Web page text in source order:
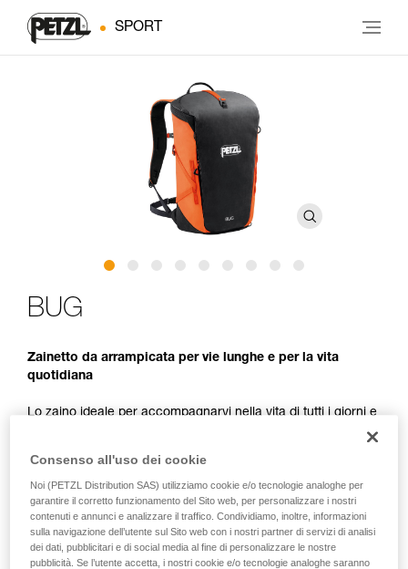
SPORT
BUG
Zainetto da arrampicata per vie lunghe e per la vita
quotidiana
Lo zaino ideale per accompagnarvi nella vita di tutti i giorni e
ergonomica, BUG possiede un’ampia gamma di accessori:
porta corda, porta casco staccabile, grande tasca esterna
con zip, grande scomparto principale per imbracatura,
scarpette, indumenti, nonché uno spazio dedicato al
trasporto di un computer o una sacca d’idratazione. Gli
spallacci imbottiti e le cinghie di compressione laterali
Consenso all'uso dei cookie
Noi (PETZL Distribution SAS) utilizziamo cookie e/o tecnologie analoghe per
garantire il corretto funzionamento del Sito web, per personalizzare i nostri
contenuti e annunci e analizzare il traffico. Condividiamo, inoltre, informazioni
sulla navigazione dell’utente sul Sito web con i nostri partner di servizi di analisi
dei dati, pubblicitari e di social media al fine di personalizzare le nostre
pubblicità. Se l’utente accetta, i nostri cookie e/o tecnologie analoghe saranno